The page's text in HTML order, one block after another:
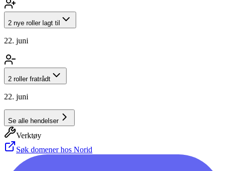
2 nye roller lagt til
22. juni
2 roller fratrådt
22. juni
Se alle hendelser
Verktøy
Søk domener hos Norid